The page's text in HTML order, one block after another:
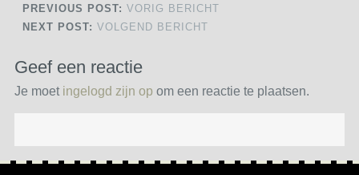
PREVIOUS POST: VORIG BERICHT
NEXT POST: VOLGEND BERICHT
Geef een reactie
Je moet ingelogd zijn op om een reactie te plaatsen.